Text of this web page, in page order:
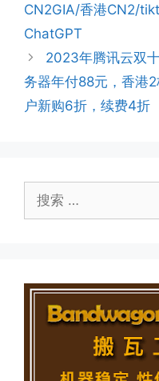
CN2GIA/香港CN2/
ChatGPT
2023年腾讯云双
务器年付88元，香港
户新购6折，续费4折
索：